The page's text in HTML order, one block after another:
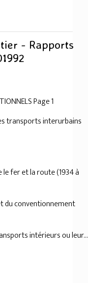
- Rapports
Page 1
transports interurbains
le fer et la route (1934 à
du conventionnement
intérieurs ou leur...